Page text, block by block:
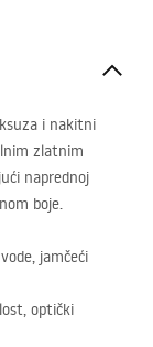
i nakitni
zlatnim
naprednoj
boje.
jamčeći
optički